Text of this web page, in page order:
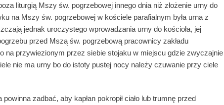
liturgią Mszy św. pogrzebowej innego dnia niż złożenie urny do
na Mszy św. pogrzebowej w kościele parafialnym była urna z
jednak uroczystego wprowadzania urny do kościoła, jej
przed Mszą św. pogrzebową pracownicy zakładu
na przywiezionym przez siebie stojaku w miejscu gdzie zwyczajnie
nie ma urny bo do istoty pustej nocy należy czuwanie przy ciele
zadbać, aby kapłan pokropił ciało lub trumnę przed